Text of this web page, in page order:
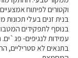
וקטורים לפיתוח
בנית זנים בעלי תכונות
בנוסף לתפקידים
עמידות לנגיפים-
בתנאים לא סטריליים,